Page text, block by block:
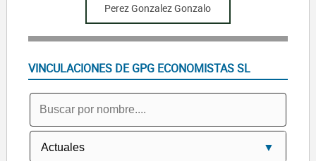
Perez Gonzalez Gonzalo
VINCULACIONES DE GPG ECONOMISTAS SL